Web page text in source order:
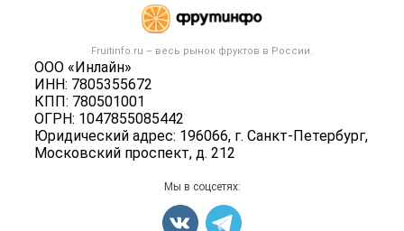
Fruitinfo.ru – весь рынок фруктов в России.
ООО «Инлайн»
ИНН: 7805355672
КПП: 780501001
ОГРН: 1047855085442
Юридический адрес: 196066, г. Санкт-Петербург,
Московский проспект, д. 212
Публичная оферта
Контактная информация
Политика обработки персональных данных
Новости рынка
Готовая продукция
Фрукты
Грибы
Оборудование
Карта объявлений
Мы в соцсетях: